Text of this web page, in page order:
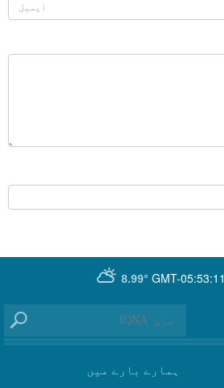
GMT-05:53:11
8.99°
ہمارے بارے میں